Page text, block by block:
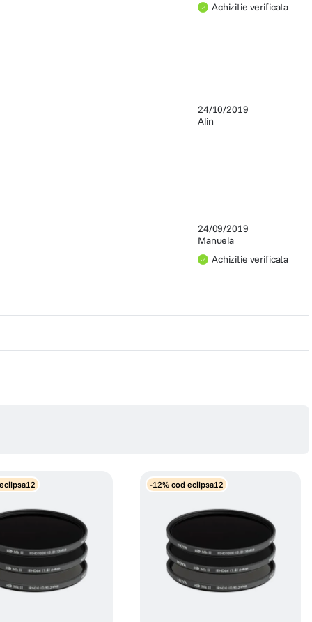
Achizitie verificata
24/10/2019
Alin
24/09/2019
Manuela
Achizitie verificata
-12% cod eclipsa12